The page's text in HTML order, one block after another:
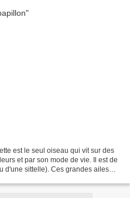
est le seul oiseau qui vit sur des
et par son mode de vie. Il est de
d'une sittelle). Ces grandes ailes